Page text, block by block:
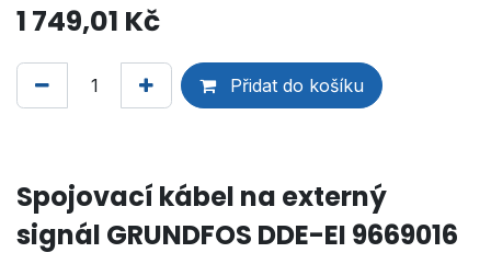
1 749,01 Kč
Přidat do košíku
Spojovací kábel na externý
signál GRUNDFOS DDE-EI 9669016